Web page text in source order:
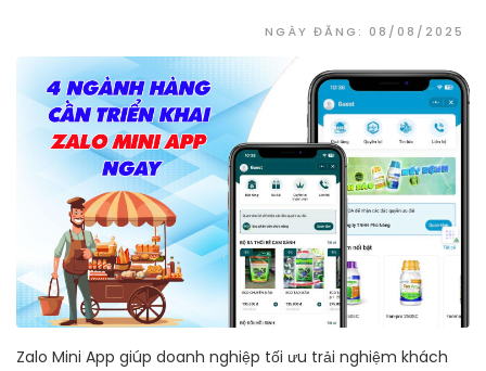
NGÀY ĐĂNG: 08/08/2025
Zalo Mini App giúp doanh nghiệp tối ưu trải nghiệm khách